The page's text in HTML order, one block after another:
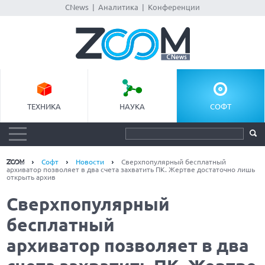
CNews Аналитика Конференции
ТЕХНИКА НАУКА СОФТ
Софт Новости
Сверхпопулярный бесплатный
архиватор позволяет в два счета захватить ПК. Жертве достаточно лишь
открыть архив
Сверхпопулярный
бесплатный
архиватор позволяет в два